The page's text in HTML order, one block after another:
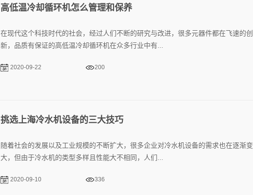
高低温冷却循环机怎么管理和保养
在现代这个科技时代的社会，经过人们不断的研究与改进，很多元器件都在飞速的创
新，品质有保证的高低温冷却循环机在众多行业中有...
2020-09-22 200
挑选上海冷水机设备的三大技巧
随着社会的发展以及工业规模的不断扩大，很多企业对冷水机设备的需求也在逐渐变
大，但由于冷水机的类型多样且性能大不相同，人们...
2020-09-10 336